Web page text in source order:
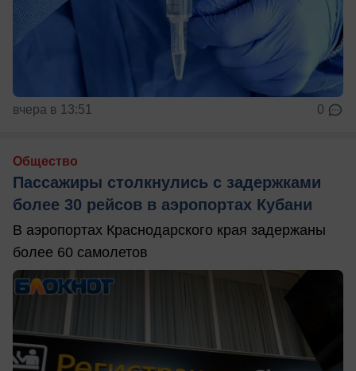
вчера в 13:51 0
Общество
Пассажиры столкнулись с задержками
более 30 рейсов в аэропортах Кубани
В аэропортах Краснодарского края задержаны
более 60 самолетов